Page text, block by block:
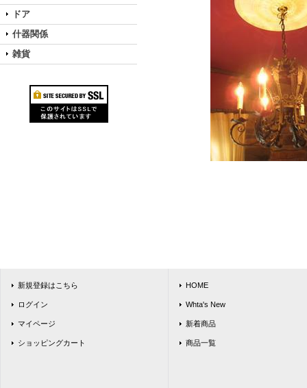
ドア
什器関係
雑貨
新規登録はこちら
ログイン
マイページ
ショッピングカート
HOME
Whta's New
新着商品
商品一覧